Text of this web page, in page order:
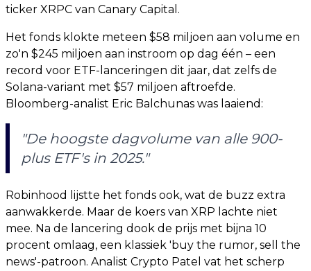
ticker XRPC van Canary Capital.
Het fonds klokte meteen $58 miljoen aan volume en
zo'n $245 miljoen aan instroom op dag één – een
record voor ETF-lanceringen dit jaar, dat zelfs de
Solana-variant met $57 miljoen aftroefde.
Bloomberg-analist Eric Balchunas was laaiend:
"De hoogste dagvolume van alle 900-
plus ETF's in 2025."
Robinhood lijstte het fonds ook, wat de buzz extra
aanwakkerde. Maar de koers van XRP lachte niet
mee. Na de lancering dook de prijs met bijna 10
procent omlaag, een klassiek 'buy the rumor, sell the
news'-patroon. Analist Crypto Patel vat het scherp